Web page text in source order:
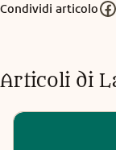
Condividi articolo
Articoli di